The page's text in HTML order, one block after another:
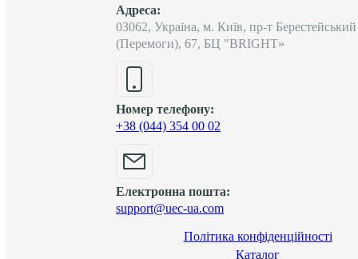
Адреса:
03062, Україна, м. Київ, пр-т Берестейський
(Перемоги), 67, БЦ "BRIGHT»
Номер телефону:
+38 (044) 354 00 02
Електронна пошта:
support@uec-ua.com
Політика конфіденційності
Каталог